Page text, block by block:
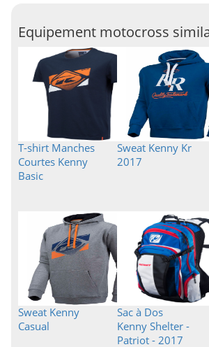
Equipement motocross
T-shirt Manches
Courtes Kenny
Basic
Sweat Kenny Kr
2017
Sweat Kenny
Casual
Sac à Dos
Kenny Shelter -
Patriot - 2017